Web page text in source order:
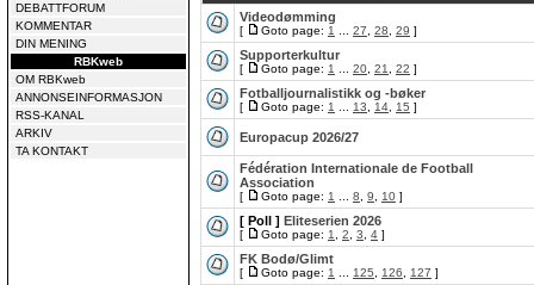
DEBATTFORUM
KOMMENTAR
DIN MENING
RBKweb
OM RBKweb
ANNONSEINFORMASJON
RSS-KANAL
ARKIV
TA KONTAKT
Videodømming
[ Goto page: 1 27 28 29 ]
Supporterkultur
[ Goto page: 1 20 21 22 ]
Fotballjournalistikk og -bøker
[ Goto page: 1 13 14 15 ]
Europacup 2026/27
Fédération Internationale de Football
Association
[ Goto page: 1 8 9 10 ]
[ Poll ] Eliteserien 2026
[ Goto page: 1 2 3 4 ]
FK Bodø/Glimt
[ Goto page: 1 125 126 127 ]